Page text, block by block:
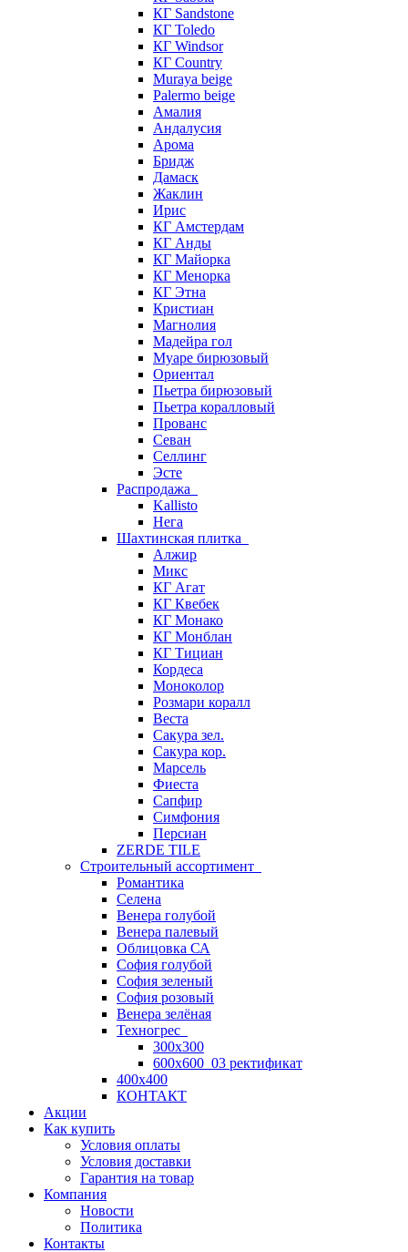
КГ Sandstone
КГ Toledo
КГ Windsor
КГ Сountry
Muraya beige
Palermo beige
Амалия
Андалусия
Арома
Бридж
Дамаск
Жаклин
Ирис
КГ Амстердам
КГ Анды
КГ Майорка
КГ Менорка
КГ Этна
Кристиан
Магнолия
Мадейра гол
Муаре бирюзовый
Ориентал
Пьетра бирюзовый
Пьетра коралловый
Прованс
Севан
Селлинг
Эсте
Распродажа
Kallisto
Нега
Шахтинская плитка
Алжир
Микс
КГ Агат
КГ Квебек
КГ Монако
КГ Монблан
КГ Тициан
Кордеса
Моноколор
Розмари коралл
Веста
Сакура зел.
Сакура кор.
Марсель
Фиеста
Сапфир
Симфония
Персиан
ZERDE TILE
Строительный ассортимент
Романтика
Селена
Венера голубой
Венера палевый
Облицовка СА
София голубой
София зеленый
София розовый
Венера зелёная
Техногрес
300х300
600х600_03 ректификат
400х400
КОНТАКТ
Акции
Как купить
Условия оплаты
Условия доставки
Гарантия на товар
Компания
Новости
Политика
Контакты